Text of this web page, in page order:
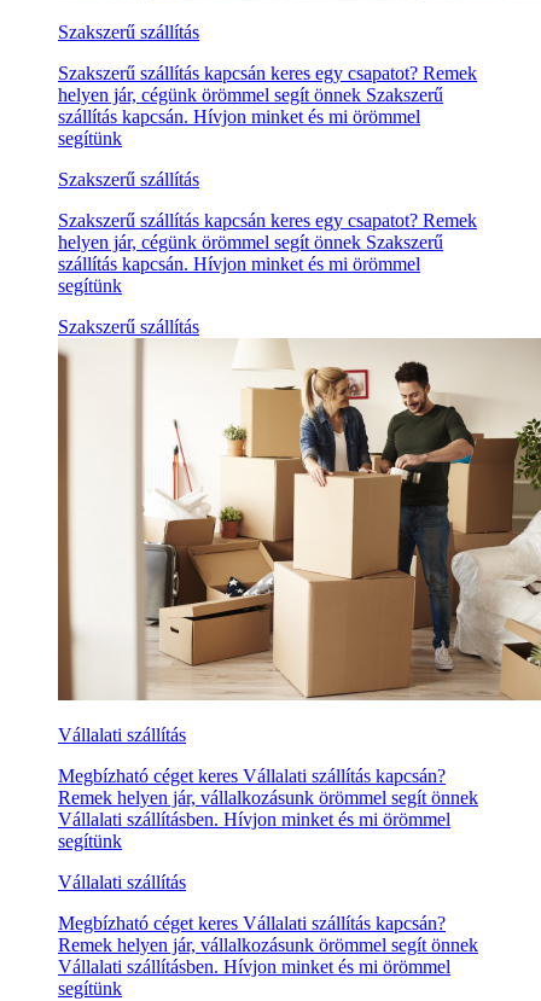
Szakszerű szállítás
Szakszerű szállítás kapcsán keres egy csapatot? Remek
helyen jár, cégünk örömmel segít önnek Szakszerű
szállítás kapcsán. Hívjon minket és mi örömmel
segítünk
Szakszerű szállítás
Szakszerű szállítás kapcsán keres egy csapatot? Remek
helyen jár, cégünk örömmel segít önnek Szakszerű
szállítás kapcsán. Hívjon minket és mi örömmel
segítünk
Szakszerű szállítás
Vállalati szállítás
Megbízható céget keres Vállalati szállítás kapcsán?
Remek helyen jár, vállalkozásunk örömmel segít önnek
Vállalati szállításben. Hívjon minket és mi örömmel
segítünk
Vállalati szállítás
Megbízható céget keres Vállalati szállítás kapcsán?
Remek helyen jár, vállalkozásunk örömmel segít önnek
Vállalati szállításben. Hívjon minket és mi örömmel
segítünk